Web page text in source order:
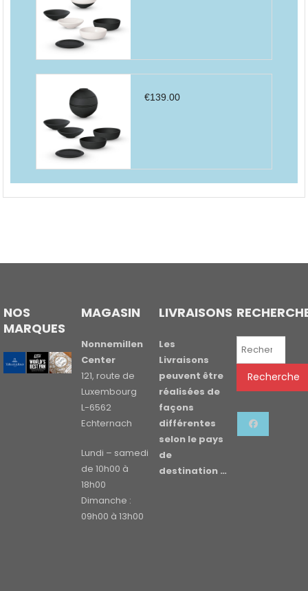
€139.00
NOS
MARQUES
MAGASIN
Nonnemillen
Center
121, route de
Luxembourg
L-6562
Echternach
Lundi – samedi
de 10h00 à
18h00
Dimanche :
09h00 à 13h00
LIVRAISONS
Les
Livraisons
peuvent être
réalisées de
façons
différentes
selon le pays
de
destination …
Recherche